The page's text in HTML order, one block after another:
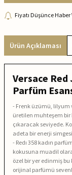
Fiyatı Düşünce Haber
Ürün Açıklaması
Versace Red
Parfüm
- Frenk üzümü, lilyum
üretilen muhteşem
çıkaracak seviyede.
adeta bir enerji
- Redı 358 kadın
kokusuna muadil
özel bir yer edinmiş
orijinal parfümü